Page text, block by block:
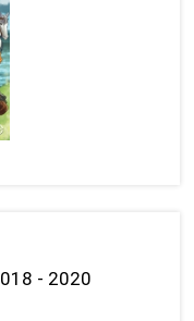
- 2020